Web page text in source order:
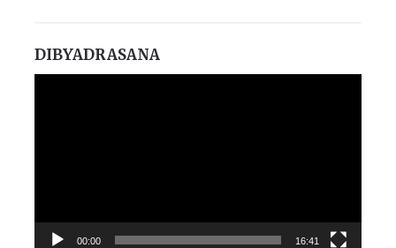
DIBYADRASANA
00:00 16:41